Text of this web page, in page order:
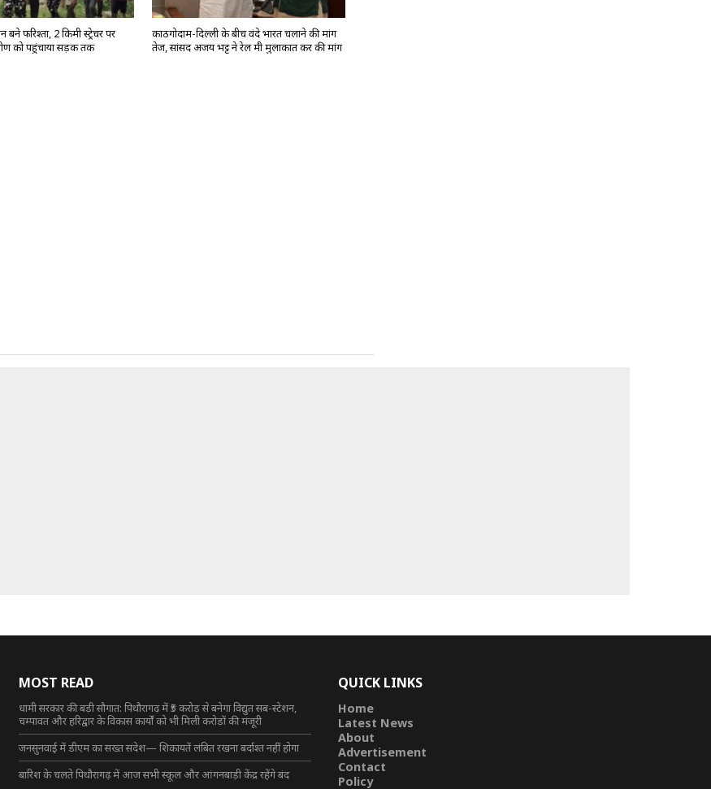
फरिश्ता, 2 किमी स्ट्रेचर पर
को पहुंचाया सड़क तक
काठगोदाम-दिल्ली के बीच वंदे भारत चलाने की मांग
तेज, सांसद अजय भट्ट ने रेल मंत्री मुलाकात कर की मांग
MOST READ
धामी सरकार की बड़ी सौगात: पिथौरागढ़ में ₹5 करोड़ से बनेगा विद्युत सब-स्टेशन,
चम्पावत और हरिद्वार के विकास कार्यों को भी मिली करोड़ों की मंजूरी
जनसुनवाई में डीएम का सख्त संदेश— शिकायतें लंबित रखना बर्दाश्त नहीं होगा
बारिश के चलते पिथौरागढ़ में आज सभी स्कूल और आंगनबाड़ी केंद्र रहेंगे बंद
QUICK LINKS
Home
Latest News
About
Advertisement
Contact
Policy